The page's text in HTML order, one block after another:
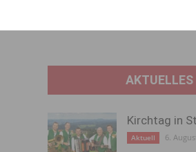
AKTUELLES
Kirchtag in
Aktuell 6.